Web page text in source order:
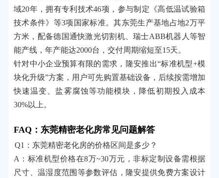
域20年，拥有专利技术46项，参与制定《高低温试验箱
技术条件》等3项国家标准。其东莞生产基地占地2万平
方米，配备德国通快激光切割机、瑞士ABB机器人等智
能产线，年产能达2000台，交付周期缩短至15天。
针对中小企业预算有限的需求，隆安推出“标准机型+模
块化升级”方案，用户可先购置基础设备，后续按需增加
快速温变、盐雾腐蚀等功能模块，降低初期投入成本
30%以上。
FAQ：东莞精密老化房常见问题解答
Q1：东莞精密老化房的价格区间是多少？
A：标准机型价格在8万~30万元，非标定制设备需根据
尺寸、温湿度范围等参数评估，隆安提供免费方案设计